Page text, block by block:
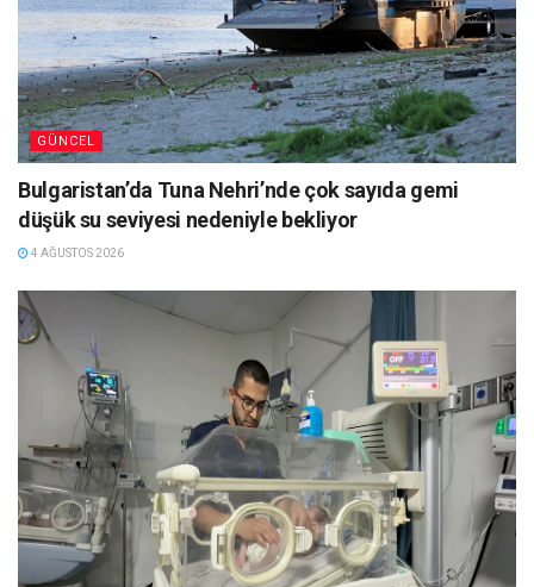
GÜNCEL
Bulgaristan’da Tuna Nehri’nde çok sayıda gemi
düşük su seviyesi nedeniyle bekliyor
4 AĞUSTOS 2026